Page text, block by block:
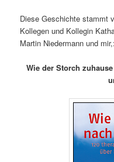
Diese Geschichte stammt
Kollegen und Kollegin
Martin Niedermann und mir,:
Wie der Storch